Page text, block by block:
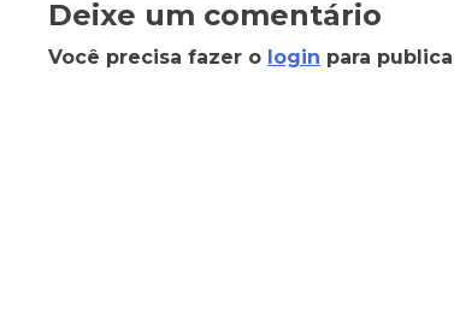
Deixe um comentário
Você precisa fazer o login para